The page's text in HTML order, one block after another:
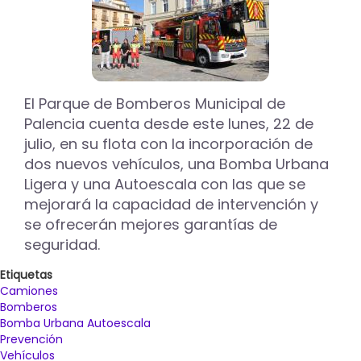
El Parque de Bomberos Municipal de
Palencia cuenta desde este lunes, 22 de
julio, en su flota con la incorporación de
dos nuevos vehículos, una Bomba Urbana
Ligera y una Autoescala con las que se
mejorará la capacidad de intervención y
se ofrecerán mejores garantías de
seguridad.
Etiquetas
Camiones
Bomberos
Bomba Urbana Autoescala
Prevención
Vehículos